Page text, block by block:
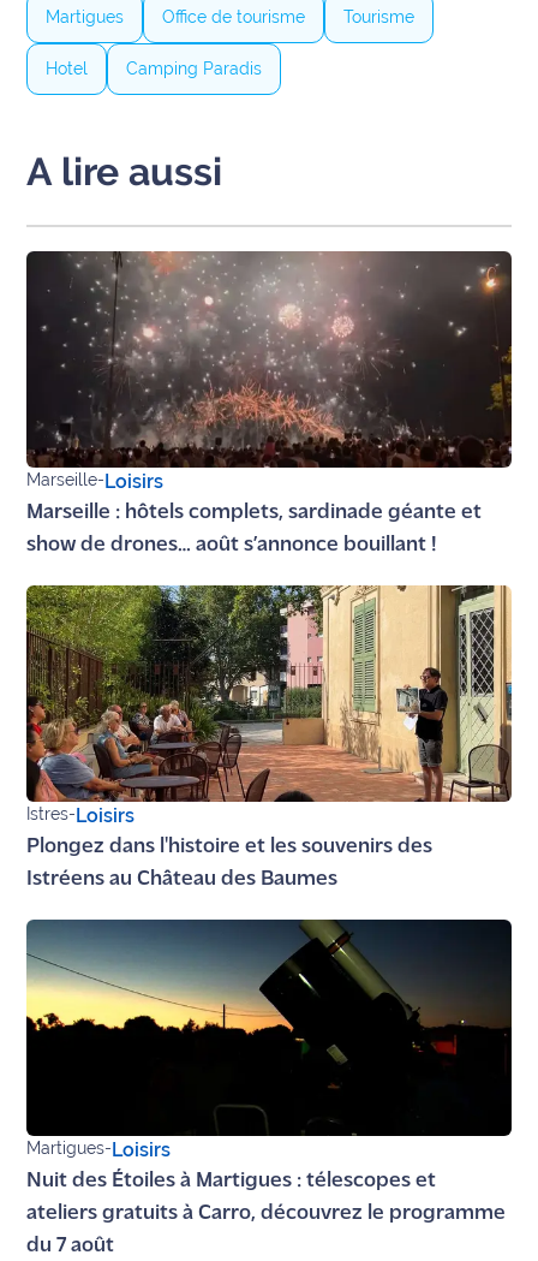
Martigues Office de tourisme Tourisme
Hotel Camping Paradis
A lire aussi
Marseille-Loisirs
Marseille : hôtels complets, sardinade géante et
show de drones… août s’annonce bouillant !
Istres-Loisirs
Plongez dans l'histoire et les souvenirs des
Istréens au Château des Baumes
Martigues-Loisirs
Nuit des Étoiles à Martigues : télescopes et
ateliers gratuits à Carro, découvrez le programme
du 7 août